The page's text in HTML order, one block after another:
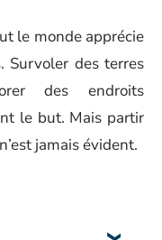
le monde apprécie
Survoler des terres
des endroits
le but. Mais partir
jamais évident.